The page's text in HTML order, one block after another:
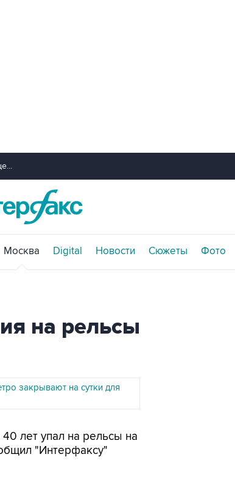
Москва Digital Новости Сюжеты Фото
на рельсы
закрывают на сутки для
лет упал на рельсы на
"Интерфаксу"